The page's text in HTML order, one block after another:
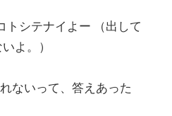
トシテナイよー （出して
よ。）
ないって、答えあった